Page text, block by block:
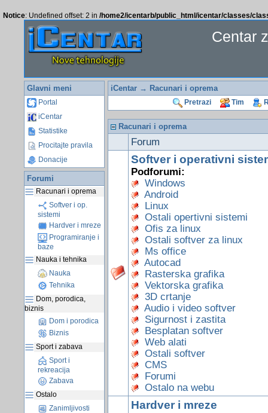
Notice: Undefined offset: 2 in /home2/icentarb/public_html/icentar/classes/
Centar
Glavni meni
Portal
iCentar
Statistike
Procitajte pravila
Donacije
Forumi
Racunari i oprema
Softver i op.
sistemi
Hardver i mreze
Programiranje i
baze
Nauka i tehnika
Nauka
Tehnika
Dom, porodica,
biznis
Dom i porodica
Biznis
Sport i zabava
Sport i
rekreacija
Zabava
Ostalo
Zanimljivosti
iCentar→ Racunari i oprema
Pretrazi Tim
Racunari i oprema
Forum
Softver i operativni
Podforumi:
Windows
Android
Linux
Ostali opertivni sistemi
Ofis za linux
Ostali softver za linux
Ms office
Autocad
Rasterska grafika
Vektorska grafika
3D crtanje
Audio i video softver
Sigurnost i zastita
Besplatan softver
Web alati
Ostali softver
CMS
Forumi
Ostalo na webu
Hardver i mreze